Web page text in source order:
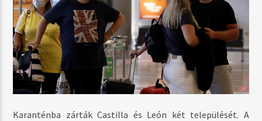
Karanténba zárták Castilla és León két települését. A